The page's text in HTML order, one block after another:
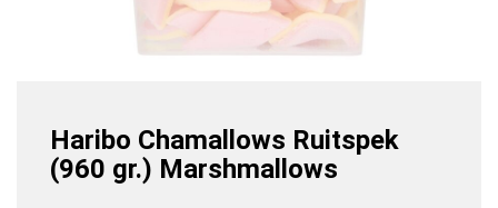
Haribo Chamallows Ruitspek
(960 gr.) Marshmallows